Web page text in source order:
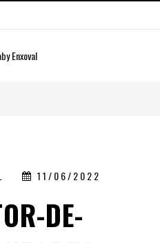
Enxoval
11/06/2022
DE-